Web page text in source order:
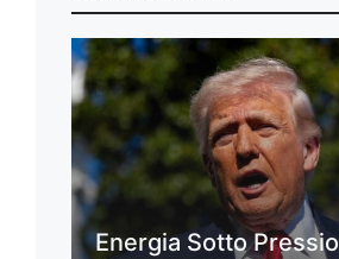
Energia Sotto